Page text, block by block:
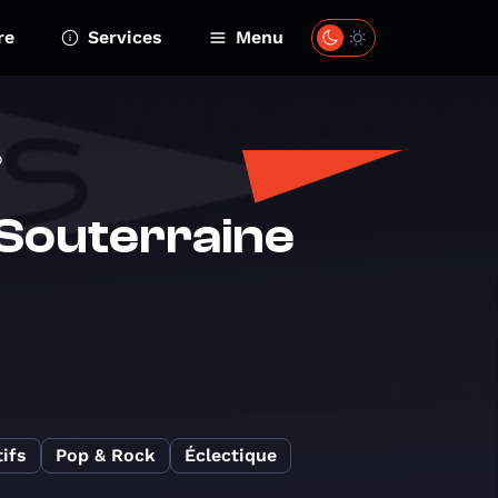
Services Menu
Pop & Rock Éclectique